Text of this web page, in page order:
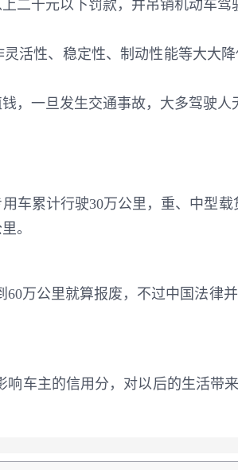
二千元以下罚款，并吊销机动车驾
灵活性、稳定性、制动性能等大
，一旦发生交通事故，大多驾驶
车累计行驶30万公里，重、中型
。
60万公里就算报废，不过中国法
响车主的信用分，对以后的生活